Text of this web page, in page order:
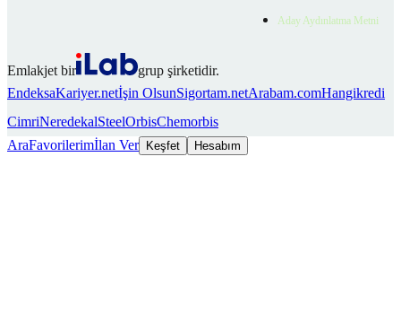
Aday Aydınlatma Metni
Emlakjet bir
grup şirketidir.
EndeksaKariyer.netİşin OlsunSigortam.netArabam.comHangikredi
CimriNeredekalSteelOrbisChemorbis
AraFavorilerimİlan Ver Keşfet Hesabım